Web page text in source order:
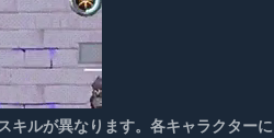
キルが異なります。各キャラクターに